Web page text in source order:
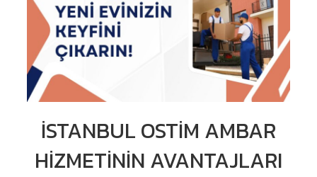
İSTANBUL OSTIM AMBAR
HIZMETININ AVANTAJLARI